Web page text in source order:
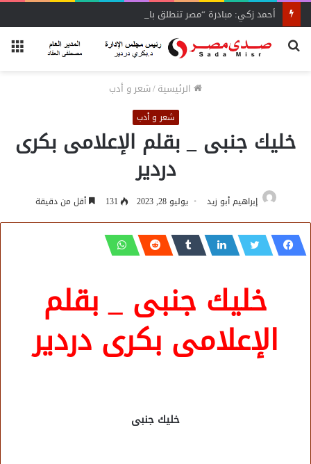
أحمد زكي: مبادرة “مصر تنطلق بالتصدير”
بحث
الرئيسية/شعر و أدب
شعر و أدب
خليك جنبى _ بقلم الإعلامى بكرى
دردير
إبراهيم أبو زيد يوليو 28, 2023 131 أقل من دقيقة
خليك جنبى _ بقلم
الإعلامى بكرى دردير
خليك جنبى